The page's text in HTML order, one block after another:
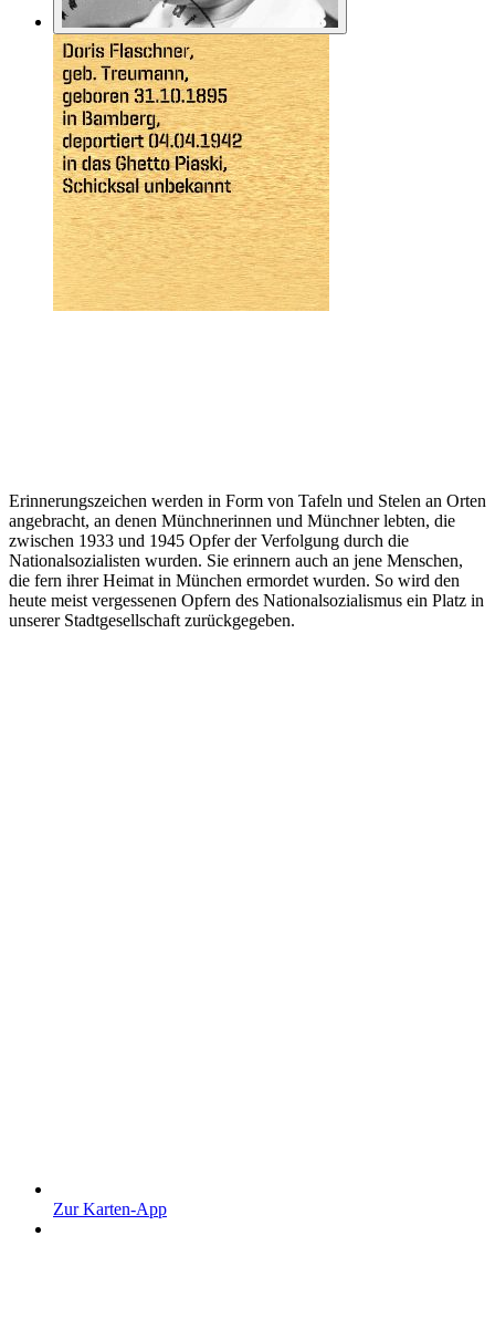
Erinnerungszeichen werden in Form von Tafeln und Stelen an Orten
angebracht, an denen Münchnerinnen und Münchner lebten, die
zwischen 1933 und 1945 Opfer der Verfolgung durch die
Nationalsozialisten wurden. Sie erinnern auch an jene Menschen,
die fern ihrer Heimat in München ermordet wurden. So wird den
heute meist vergessenen Opfern des Nationalsozialismus ein Platz in
unserer Stadtgesellschaft zurückgegeben.
Zur Karten-App